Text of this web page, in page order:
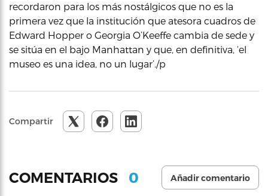
recordaron para los más nostálgicos que no es la
primera vez que la institución que atesora cuadros de
Edward Hopper o Georgia O’Keeffe cambia de sede y
se sitúa en el bajo Manhattan y que, en definitiva, ‘el
museo es una idea, no un lugar’./p
Compartir
COMENTARIOS 0 Añadir comentario